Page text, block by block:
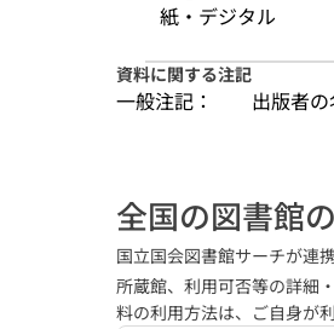
紙・デジタル
資料に関する注記
一般注記： 出版者
全国の図書館
国立国会図書館サーチが連
所蔵館、利用可否等の詳細
料の利用方法は、ご自身が